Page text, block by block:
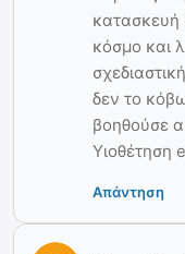
κατασκευή
κόσμο και
δεν το
βοηθούσε
Υιοθέτηση
Απάντηση